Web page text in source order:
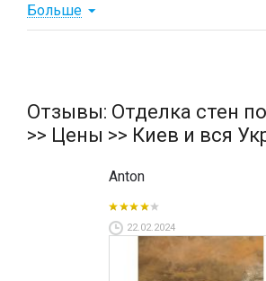
компания НОВАКОЛОР (Италия) уже
системами материалов IRONIC
Почему именно наша
премиальные материалы
производства;
простая технология,
естественных процессах;
адекватная стоимость
Больше
Отзывы: Отделка стен
>> Цены >> Киев и вся
Anton
22.02.2024